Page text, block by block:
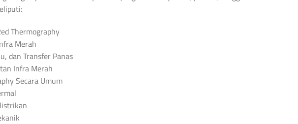
Thermography
Merah
dan Transfer Panas
Infra Merah
Secara Umum